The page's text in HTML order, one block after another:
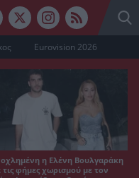
Eurovision 2026
η Ελένη Βουλγαράκη
τις φήμες χωρισμού με τον